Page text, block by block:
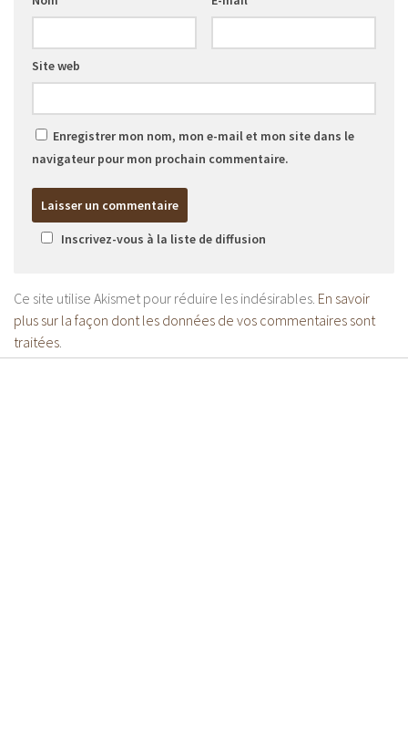
Site web
Enregistrer mon nom, mon e-mail et mon site dans le
navigateur pour mon prochain commentaire.
Inscrivez-vous à la liste de diffusion
Ce site utilise Akismet pour réduire les indésirables. En savoir
plus sur la façon dont les données de vos commentaires sont
traitées.